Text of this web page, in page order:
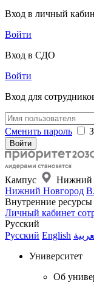
Вход в личный
Войти
Вход в СДО
Войти
Вход для
Сменить пароль
Кампус
Нижний
Нижний Новгород
Внутренние ресурсы
Личный кабинет
Русский
Русский English
Университет
Об